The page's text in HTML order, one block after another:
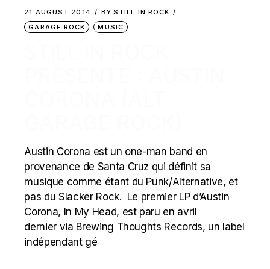
21 AUGUST 2014 BY STILL IN ROCK
GARAGE ROCK
MUSIC
Austin Corona est un one-man band en
provenance de Santa Cruz qui définit sa
musique comme étant du Punk/Alternative, et
pas du Slacker Rock. Le premier LP d’Austin
Corona, In My Head, est paru en avril
dernier via Brewing Thoughts Records, un label
indépendant gé